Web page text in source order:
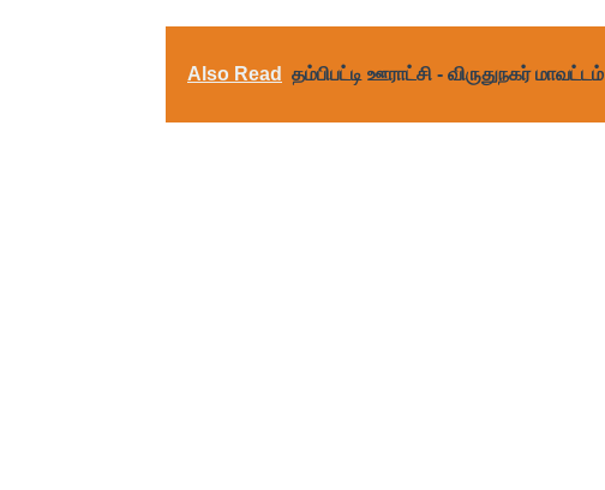
Also Read தம்பிபட்டி ஊராட்சி - விருதுநகர் மாவட்டம்